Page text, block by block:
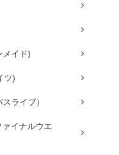
メイド)
ツ)
ライブ）
ァイナルウエ